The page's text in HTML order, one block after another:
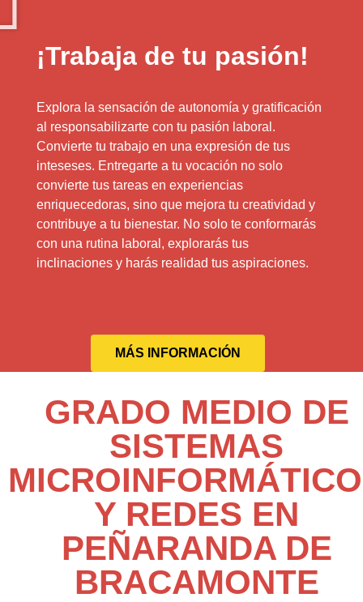
¡Trabaja de tu pasión!
Explora la sensación de autonomía y gratificación
al responsabilizarte con tu pasión laboral.
Convierte tu trabajo en una expresión de tus
inteseses. Entregarte a tu vocación no solo
convierte tus tareas en experiencias
enriquecedoras, sino que mejora tu creatividad y
contribuye a tu bienestar. No solo te conformarás
con una rutina laboral, explorarás tus
inclinaciones y harás realidad tus aspiraciones.
MÁS INFORMACIÓN
GRADO MEDIO DE
SISTEMAS
Y REDES EN
PEÑARANDA DE
BRACAMONTE